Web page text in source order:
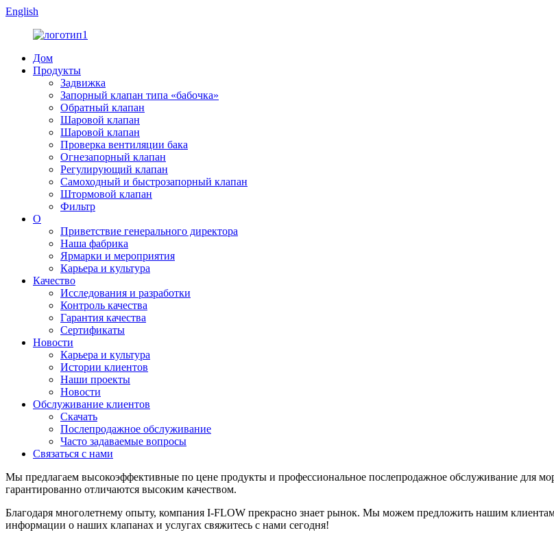
English
Дом
Продукты
Задвижка
Запорный клапан типа «бабочка»
Обратный клапан
Шаровой клапан
Шаровой клапан
Проверка вентиляции бака
Огнезапорный клапан
Регулирующий клапан
Самоходный и быстрозапорный клапан
Штормовой клапан
Фильтр
О
Приветствие генерального директора
Наша фабрика
Ярмарки и мероприятия
Карьера и культура
Качество
Исследования и разработки
Контроль качества
Гарантия качества
Сертификаты
Новости
Карьера и культура
Истории клиентов
Наши проекты
Новости
Обслуживание клиентов
Скачать
Послепродажное обслуживание
Часто задаваемые вопросы
Связаться с нами
Мы предлагаем высокоэффективные по цене продукты и профессиональное послепродажное обслуживание для
гарантированно отличаются высоким качеством.
Благодаря многолетнему опыту, компания I-FLOW прекрасно знает рынок. Мы можем предложить нашим
информации о наших клапанах и услугах свяжитесь с нами сегодня!